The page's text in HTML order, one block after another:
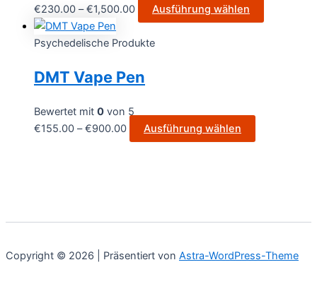
€230.00 –€1,500.00 Ausführung wählen
Psychedelische Produkte
DMT Vape Pen
Bewertet mit 0 von 5
€155.00 –€900.00 Ausführung wählen
Copyright © 2026 | Präsentiert von Astra-WordPress-Theme